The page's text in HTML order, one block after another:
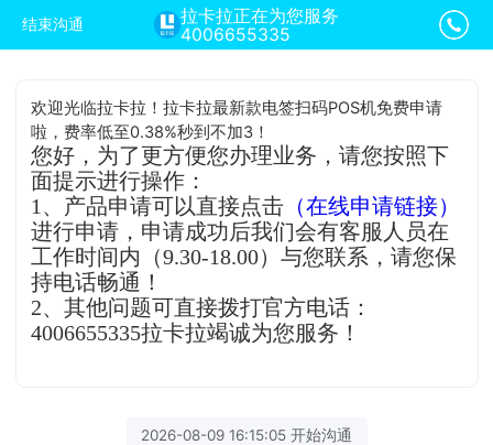
结束沟通
拉卡拉正在为您服务
4006655335
欢迎光临拉卡拉！拉卡拉最新款电签扫码POS机免费申请
啦，费率低至0.38%秒到不加3！
您好，为了更方便您办理业务，请您按照下
面提示进行操作：
1、产品申请可以直接点击 （在线申请链接）
进行申请，申请成功后我们会有客服人员在
工作时间内（9.30-18.00）与您联系，请您保
持电话畅通！
2、其他问题可直接拨打官方电话：
4006655335拉卡拉竭诚为您服务！
2026-08-09 16:15:05 开始沟通